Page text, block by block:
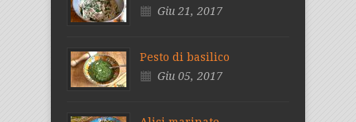
Giu 21, 2017
Pesto di basilico
Giu 05, 2017